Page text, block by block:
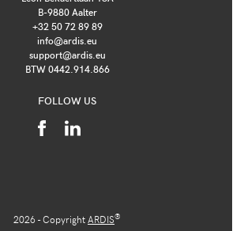
B-9880 Aalter
+32 50 72 89 89
info@ardis.eu
support@ardis.eu
BTW 0442.914.866
FOLLOW US
2026 - Copyright ARDIS®